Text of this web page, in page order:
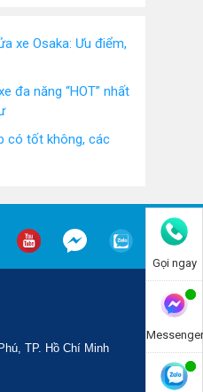
xe Osaka: Ưu điểm,
đa năng “HOT” nhất
có tốt không, các
TP. Hồ Chí Minh
Gọi ngay
Messenger